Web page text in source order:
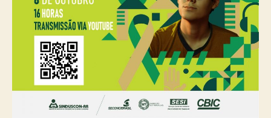
Escola
do
SESI-
RR